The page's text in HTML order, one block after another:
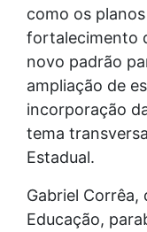
como os
fortalecimento
novo padrão
ampliação de
incorporação
tema
Estadual.
Gabriel Corrêa,
Educação,